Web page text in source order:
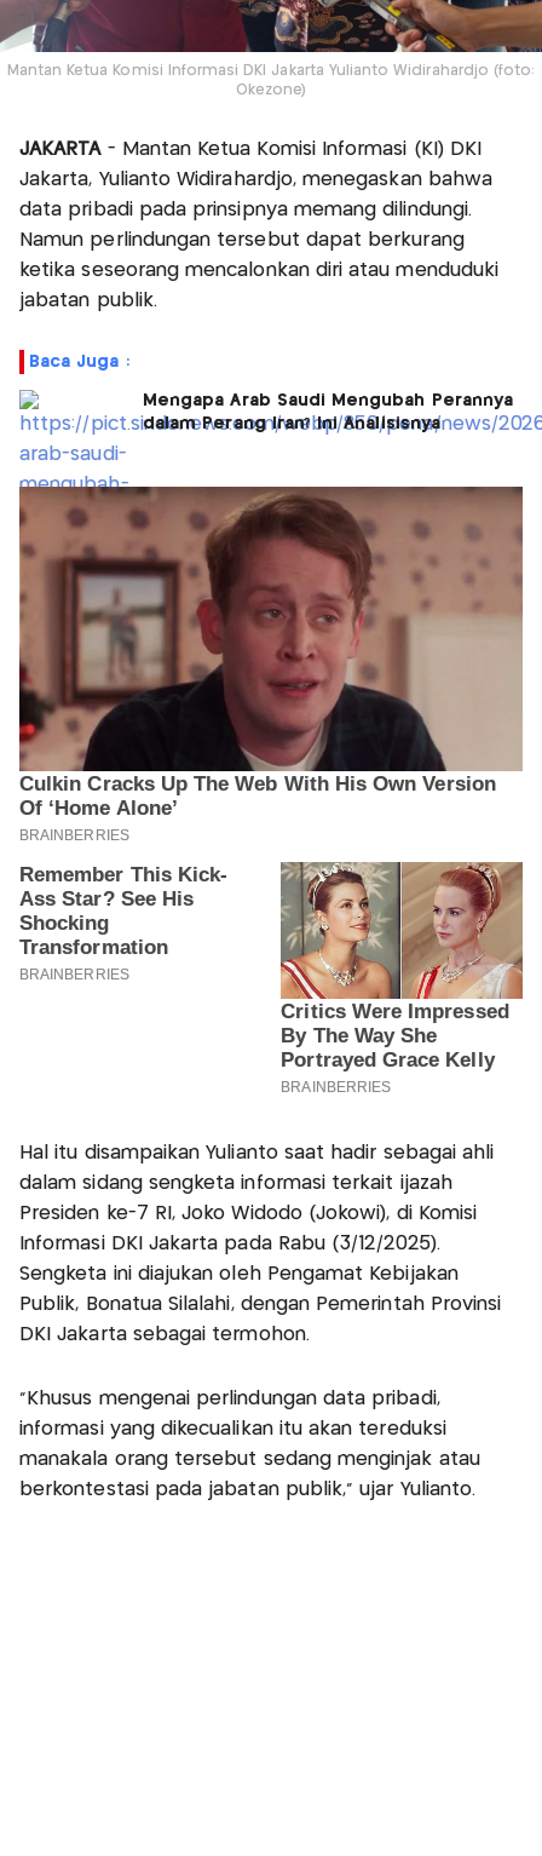
Mantan Ketua Komisi Informasi DKI Jakarta Yulianto Widirahardjo (foto:
Okezone)
JAKARTA- Mantan Ketua Komisi Informasi (KI) DKI
Jakarta, Yulianto Widirahardjo, menegaskan bahwa
data pribadi pada prinsipnya memang dilindungi.
Namun perlindungan tersebut dapat berkurang
ketika seseorang mencalonkan diri atau menduduki
jabatan publik.
Baca Juga :
Mengapa Arab Saudi Mengubah Perannya
dalam Perang Iran? Ini Analisisnya
Hal itu disampaikan Yulianto saat hadir sebagai ahli
dalam sidang sengketa informasi terkait ijazah
Presiden ke-7 RI, Joko Widodo (Jokowi), di Komisi
Informasi DKI Jakarta pada Rabu (3/12/2025).
Sengketa ini diajukan oleh Pengamat Kebijakan
Publik, Bonatua Silalahi, dengan Pemerintah Provinsi
DKI Jakarta sebagai termohon.
“Khusus mengenai perlindungan data pribadi,
informasi yang dikecualikan itu akan tereduksi
manakala orang tersebut sedang menginjak atau
berkontestasi pada jabatan publik,” ujar Yulianto.